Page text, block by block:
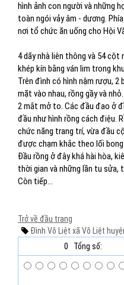
hình ảnh con người và những
toàn ngói vảy âm - dương.
nơi tổ chức ăn uống cho Hội
4 dãy nhà liên thông và 54 cột
khép kín bằng ván lim trong
Trên đình có hình nậm rượu, 2
mặt vào nhau, rồng gầy và
2 mắt mở to. Các đầu đao ở
đầu như hình rồng cách điệu.
chức năng trang trí, vừa đầu
được chạm khắc theo lối
Đầu rồng ở đây khá hài hòa,
thời gian và những lần tu sửa,
Còn tiếp…
Trở về đầu trang
Đình Võ Liệt xã Võ Liệt
0
Tổng số: